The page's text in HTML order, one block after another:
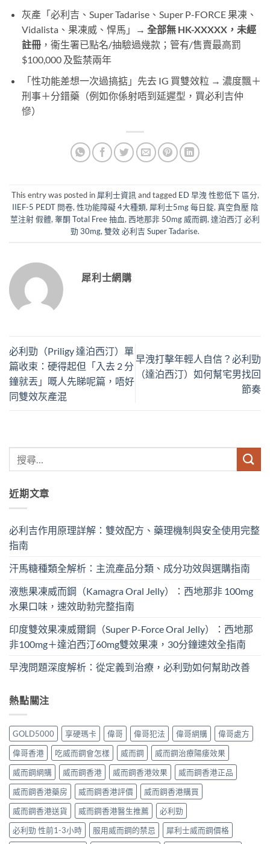
灰產「必利吉、Super Tadarise、Super P-FORCE 果凍、
Vidalista、果凍威、悍馬」→ 全部無 HK-XXXXX，未經
註冊，衞生署已點名/抽驗過幾款；管有/售賣最高罰
$100,000 及監禁兩年
「性功能差想一次過搞掂」先去 IG 買雙效粒 → 濃度飄＋
刑事＋分錯藥（例如你係射唔到延遲型，買必利吉仲
慘）
This entry was posted in 犀利士資訊and tagged ED 早洩 性慾低下 區分,
IIEF-5 PEDT 問卷,性功能障礙 4大種類, 犀利士5mg 每日錠,真空負壓 陰
莖注射 假體,睾酮 Total Free 抽血,西地那非 50mg 威而鋼,達泊西汀 必利
勁 30mg,雙效 必利吉 Super Tadarise.
犀利士網購
必利勁（Priligy 達泊西汀）單
篇收束：硬得起但「入去 2 分
鐘就丟」嘅人先睇呢篇，唔好
同雙效灰產混
早洩打擊年輕人自信？必利勁
（達泊西汀）如何幫宅男找回
節奏
近期文章
必利吉作用原理詳解：雙效配方、藥理機制與安全使用完整
指南
汗馬糖種類全解析：主流產品分類、成分功效與選購指南
液態果凍威而鋼（Kamagra Oral Jelly）：西地那非 100mg​
水果口味，速效助勃完整指南
印度雙效果凍威爾鋼（Super P-Force Oral Jelly）：西地那
非100mg＋達泊西汀60mg雙效果凍，30分鐘速效全指南
早洩問題深度解析：從定義到治療，必利勁如何幫助改善
熱點關注
GOLD5000 享硬瑪卡 偉哥 偉哥犯法 偉哥網購
偉哥處方
偉哥香港
吃威而鋼會怎樣 威而鋼
威而鋼治療陽痿效果
威而鋼網購
威而鋼香港 威而鋼香港效果
威而鋼香港正品
威而鋼香港藥房
威而鋼香港評價
威而鋼香港購買
威而鋼香港送貨
威而鋼香港醫生推薦
必利勁
必利勁 性前1-3小時
服用威而鋼的禁忌 犀利士威而鋼價格